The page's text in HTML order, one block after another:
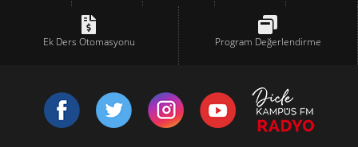
Ek Ders Otomasyonu Program Değerlendirme